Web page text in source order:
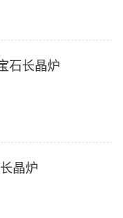
石长晶炉
晶炉